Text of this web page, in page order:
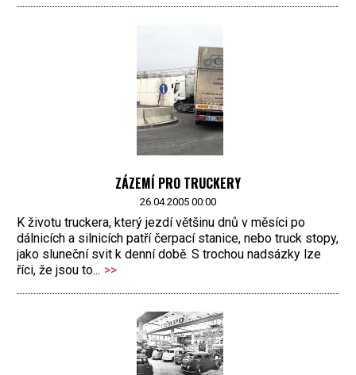
ZÁZEMÍ PRO TRUCKERY
26.04.2005 00:00
K životu truckera, který jezdí většinu dnů v měsíci po
dálnicích a silnicích patří čerpací stanice, nebo truck stopy,
jako sluneční svit k denní době. S trochou nadsázky lze
říci, že jsou to... >>